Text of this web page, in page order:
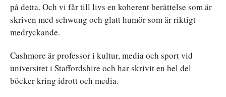
på detta. Och vi får till livs en koherent berättelse som är
skriven med schwung och glatt humör som är riktigt
medryckande.
Cashmore är professor i kultur, media och sport vid
universitet i Staffordshire och har skrivit en hel del
böcker kring idrott och media.